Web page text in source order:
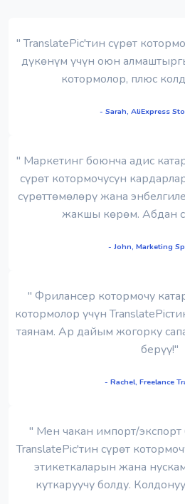
" TranslatePic'тин сүрөт
дүкөнүм үчүн оюн
котормолор, плюс
- Sarah, AliExpress
" Маркетинг боюнча адис
сүрөт котормочусун
сүрөттөмөлөрү жана
жакшы көрөм. Абдан
- John, Marketing
" Фрилансер котормочу
котормолор үчүн
таянам. Ар дайым жогорку
берүү!"
- Rachel, Freelance
" Мен чакан импорт/
TranslatePic'тин сүрөт
этикеткаларын жана
куткаруучу болду.